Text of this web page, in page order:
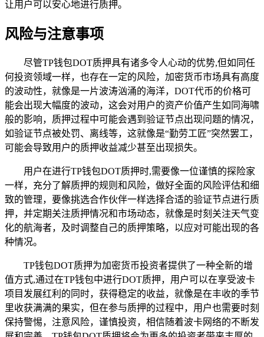
让用户可以安心地进行质押。
风险与注意事项
尽管TP钱包DOT质押具有诸多令人心动的优势,但如同任
何投资领域一样，也存在一定的风险，加密货币市场具有高度
的波动性，就像是一片波涛汹涌的海洋，DOT代币的价格可
能会出现大幅度的波动，这会对用户的资产价值产生如同海啸
般的影响，质押过程中可能会遇到验证节点出现问题的情况，
如验证节点被处罚、离线等，这就像是“勤劳工匠”突然罢工，
可能会导致用户的质押收益减少甚至出现损失。
用户在进行TP钱包DOT质押时,需要像一位谨慎的探险家
一样，充分了解质押的规则和风险，做好全面的风险评估和细
致的管理，要像挑选合作伙伴一样选择合适的验证节点进行质
押，并定期关注质押情况和市场动态，就像是时刻关注天气变
化的航海者，及时调整自己的质押策略，以应对可能出现的各
种情况。
TP钱包DOT质押为加密货币投资者提供了一种全新的增
值方式,通过在TP钱包中进行DOT质押，用户可以在享受波卡
项目发展红利的同时，获得稳定的收益，就像是在丰收的季节
里收获满满的果实，但在参与质押的过程中，用户也需要时刻
保持警惕，注意风险，谨慎投资，相信随着波卡网络的不断发